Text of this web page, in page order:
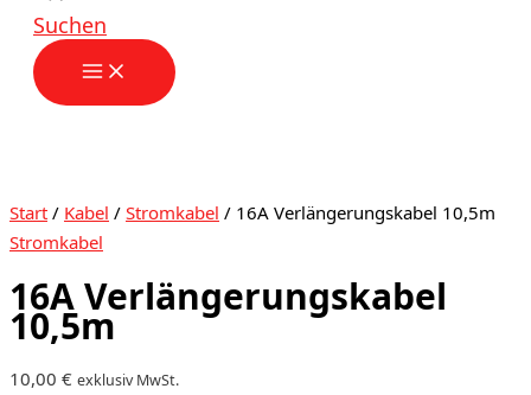
Suchen
Start / Kabel / Stromkabel / 16A Verlängerungskabel 10,5m
Stromkabel
16A Verlängerungskabel
10,5m
10,00 € exklusiv MwSt.